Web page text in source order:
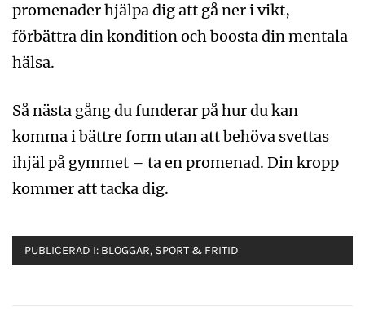
promenader hjälpa dig att gå ner i vikt,
förbättra din kondition och boosta din mentala
hälsa.
Så nästa gång du funderar på hur du kan
komma i bättre form utan att behöva svettas
ihjäl på gymmet – ta en promenad. Din kropp
kommer att tacka dig.
PUBLICERAD I: BLOGGAR, SPORT & FRITID